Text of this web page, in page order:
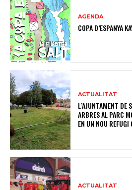
AGENDA
COPA D’ESPANYA
ACTUALITAT
L’AJUNTAMENT DE
ARBRES AL PARC
EN UN NOU
ACTUALITAT